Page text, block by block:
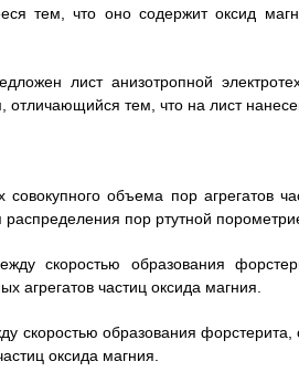
тем, что оно содержит оксид
лист анизотропной
тем, что на лист
объема пор агрегатов
пор ртутной
скоростью образования
агрегатов частиц оксида магния.
скоростью образования
оксида магния.